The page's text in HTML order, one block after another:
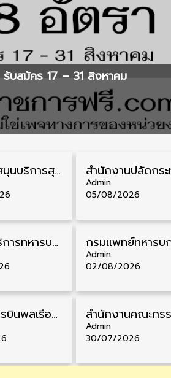
บสมัคร 17 – 31 สิงหาคม
กรมสนับสนุนบริการสุขภาพ รับสมัครคัดเลือกพนักงานราชการ วุฒิ ปวส./ป.ตรี 13 อัตรา รับสมัคร 11 – 20 สิงหาคม
Admin
05/08/2026
กรมพลาธิการทหารบก รับสมัครพนักงานราชการ วุฒิ ม.3/ม.6/ปวช. 66 อัตรา รับสมัคร 10 – 17 สิงหาคม
Admin
02/08/2026
สถาบันการบินพลเรือน รับสมัครคัดเลือกเป็นพนักงาน วุฒิ ป.ตรี/ป.โท/ป.เอก 11 อัตรา รับสมัคร 27 กรกฎาคม – 10 สิงหาคม
Admin
30/07/2026